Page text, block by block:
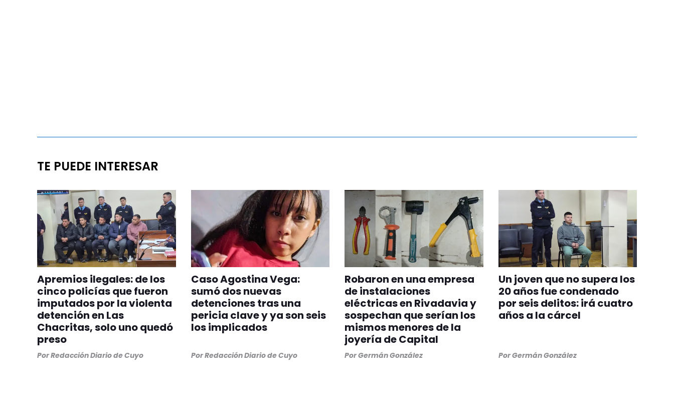
TE PUEDE INTERESAR
Apremios ilegales: de los
cinco policías que fueron
imputados por la violenta
detención en Las
Chacritas, solo uno quedó
preso
PorRedacción Diario de Cuyo
Caso Agostina Vega:
sumó dos nuevas
detenciones tras una
pericia clave y ya son seis
los implicados
PorRedacción Diario de Cuyo
Robaron en una empresa
de instalaciones
eléctricas en Rivadavia y
sospechan que serían los
mismos menores de la
joyería de Capital
PorGermán González
Un joven que no supera los
20 años fue condenado
por seis delitos: irá cuatro
años a la cárcel
PorGermán González